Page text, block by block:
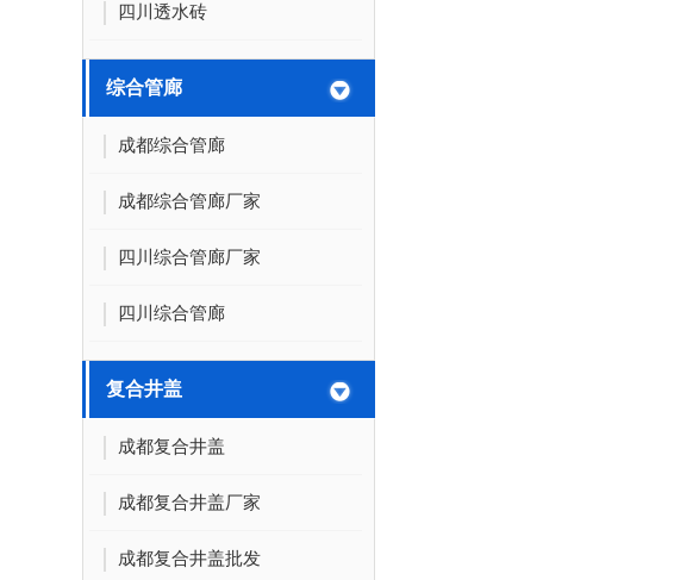
四川透水砖
综合管廊
成都综合管廊
成都综合管廊厂家
四川综合管廊厂家
四川综合管廊
复合井盖
成都复合井盖
成都复合井盖厂家
成都复合井盖批发